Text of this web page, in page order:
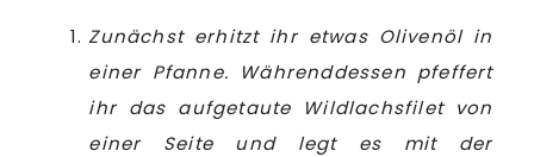
Zunächst erhitzt ihr etwas Olivenöl in
einer Pfanne. Währenddessen pfeffert
ihr das aufgetaute Wildlachsfilet von
einer Seite und legt es mit der